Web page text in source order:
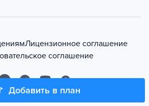
Добавить в план
Лицензионное соглашение
соглашение